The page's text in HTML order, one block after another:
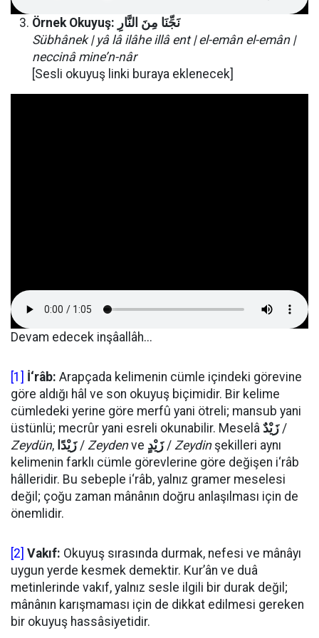
Örnek Okuyuş: نَجِّنَا مِنَ النَّارِ
Sübhânek | yâ lâ ilâhe illâ ent | el-emân el-emân |
neccinâ mine’n-nâr
[Sesli okuyuş linki buraya eklenecek]
Devam edecek inşâallâh...
[1] İ‘râb: Arapçada kelimenin cümle içindeki görevine
göre aldığı hâl ve son okuyuş biçimidir. Bir kelime
cümledeki yerine göre merfû yani ötreli; mansub yani
üstünlü; mecrûr yani esreli okunabilir. Meselâ زَيْدٌ/
Zeydün, زَيْدًا/ Zeydenve زَيْدٍ/ Zeydinşekilleri aynı
kelimenin farklı cümle görevlerine göre değişen i‘râb
hâlleridir. Bu sebeple i‘râb, yalnız gramer meselesi
değil; çoğu zaman mânânın doğru anlaşılması için de
önemlidir.
[2] Vakıf: Okuyuş sırasında durmak, nefesi ve mânâyı
uygun yerde kesmek demektir. Kur’ân ve duâ
metinlerinde vakıf, yalnız sesle ilgili bir durak değil;
mânânın karışmaması için de dikkat edilmesi gereken
bir okuyuş hassâsiyetidir.